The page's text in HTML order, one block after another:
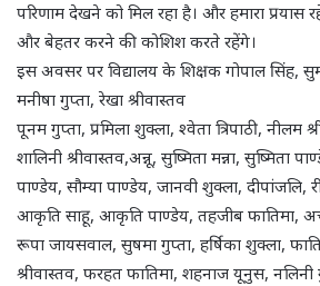
परिणाम देखने को मिल रहा है। और हमारा प्रयास
और बेहतर करने की कोशिश करते रहेंगे।
इस अवसर पर विद्यालय के शिक्षक गोपाल सिंह,
मनीषा गुप्ता, रेखा श्रीवास्तव
पूनम गुप्ता, प्रमिला शुक्ला, श्वेता त्रिपाठी, नीलम
शालिनी श्रीवास्तव,अन्नू, सुष्मिता मन्ना, सुष्मिता
पाण्डेय, सौम्या पाण्डेय, जानवी शुक्ला, दीपांजलि,
आकृति साहू, आकृति पाण्डेय, तहजीब फातिमा,
रूपा जायसवाल, सुषमा गुप्ता, हर्षिका शुक्ला,
श्रीवास्तव, फरहत फातिमा, शहनाज यूनुस, नलिनी